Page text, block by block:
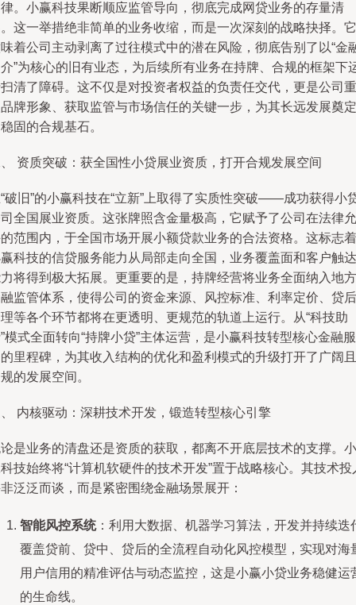
。小赢科技果断顺应监管导向，彻底完成网贷业务的存量清
这一举措绝非简单的业务收缩，而是一次深刻的战略抉择。它
着公司主动剥离了过往模式中的潜在风险，彻底告别了以“金
”为核心的旧有业态，为后续所有业务在持牌、合规的框架下
清了障碍。这不仅是对投资者权益的负责任交代，更是公司重
牌形象、获取监管与市场信任的关键一步，为其长远发展奠定
固的合规基石。
资质突破：获全国性小贷展业资质，打开合规发展空间
破旧”的小赢科技在“立新”上取得了实质性突破——成功获得小
全国展业资质。这张牌照含金量极高，它赋予了公司在法律允
范围内，于全国市场开展小额贷款业务的合法资格。这标志着
科技的信贷服务能力从局部走向全国，业务覆盖面和客户触达
将得到极大拓展。更重要的是，持牌经营将业务全面纳入地方
监管体系，使得公司的资金来源、风控标准、利率定价、贷后
等各个环节都将在更透明、更规范的轨道上运行。从“科技助
模式全面转向“持牌小贷”主体运营，是小赢科技转型核心金融服
里程碑，为其收入结构的优化和盈利模式的升级打开了广阔且
的发展空间。
内核驱动：深耕技术开发，锻造转型核心引擎
是业务的清盘还是资质的获取，都离不开底层技术的支撑。小
技始终将“计算机软硬件的技术开发”置于战略核心。其技术投
泛泛而谈，而是紧密围绕金融场景展开：
智能风控系统：利用大数据、机器学习算法，开发并持续迭
覆盖贷前、贷中、贷后的全流程自动化风控模型，实现对海
用户信用的精准评估与动态监控，这是小赢小贷业务稳健运
的生命线。